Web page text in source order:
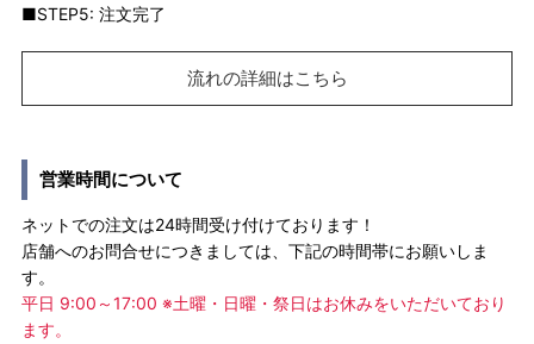
■STEP5: 注文完了
流れの詳細はこちら
営業時間について
ネットでの注文は24時間受け付けております！
店舗へのお問合せにつきましては、下記の時間帯にお願いしま
す。
平日 9:00～17:00 ※土曜・日曜・祭日はお休みをいただいており
ます。